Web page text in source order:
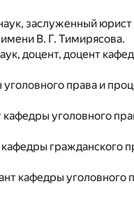
заслуженный
В. Г. Тимирясова.
доцент, доцент
права и
уголовного
гражданского
кафедры уголовного